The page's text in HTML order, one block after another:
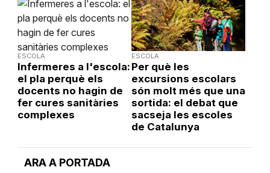
ARA A PORTADA
ESCOLA
Infermeres a l'escola:
el pla perquè els
docents no hagin de
fer cures sanitàries
complexes
ESCOLA
Per què les
excursions escolars
són molt més que una
sortida: el debat que
sacseja les escoles
de Catalunya